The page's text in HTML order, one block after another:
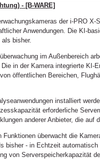
- [B-WARE]
der i-PRO
Anwendungen. Die KI-
bisher.
im Außenbereich
in der Kamera integrierte
öffentlichen Bereichen,
installiert
erforderliche
anderer Anbieter, die auf
überwacht die
bisher - in Echtzeit
von Serverspeicherkapazität